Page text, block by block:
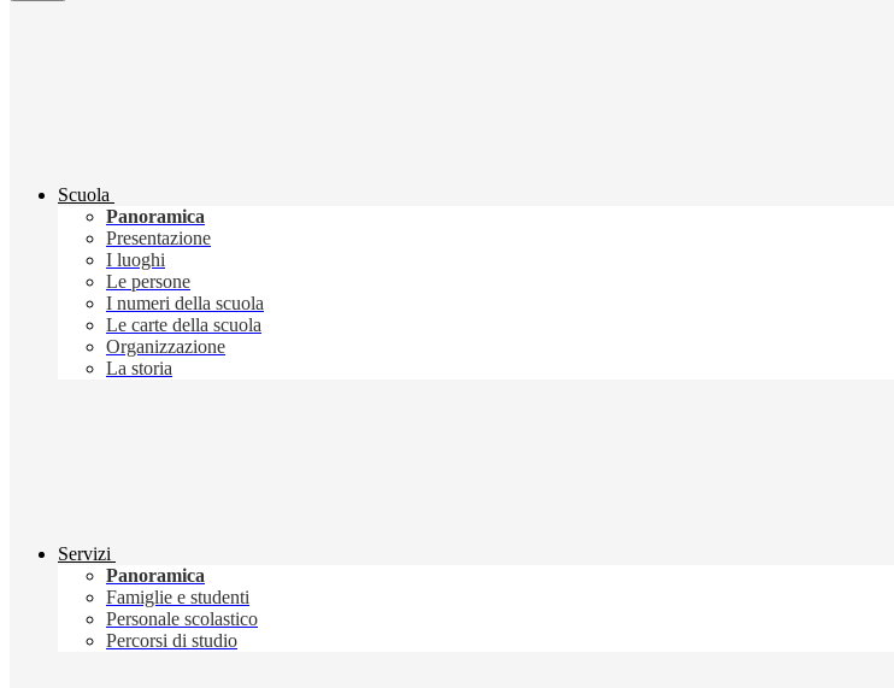
Scuola
Panoramica
Presentazione
I luoghi
Le persone
I numeri della scuola
Le carte della scuola
Organizzazione
La storia
Servizi
Panoramica
Famiglie e studenti
Personale scolastico
Percorsi di studio